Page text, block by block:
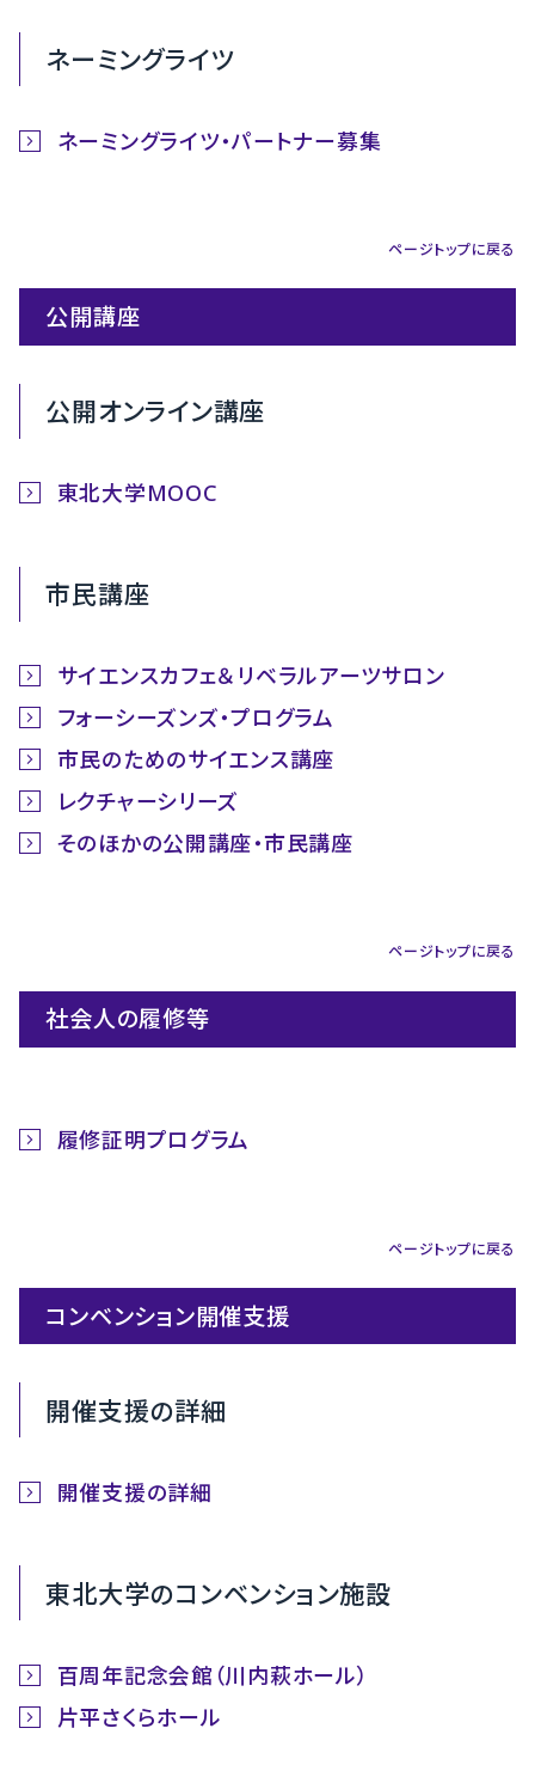
ネーミングライツ
ネーミングライツ・パートナー募集
ページトップに戻る
公開講座
公開オンライン講座
東北大学MOOC
市民講座
サイエンスカフェ＆リベラルアーツサロン
フォーシーズンズ・プログラム
市民のためのサイエンス講座
レクチャーシリーズ
そのほかの公開講座・市民講座
ページトップに戻る
社会人の履修等
履修証明プログラム
ページトップに戻る
コンベンション開催支援
開催支援の詳細
開催支援の詳細
東北大学のコンベンション施設
百周年記念会館（川内萩ホール）
片平さくらホール